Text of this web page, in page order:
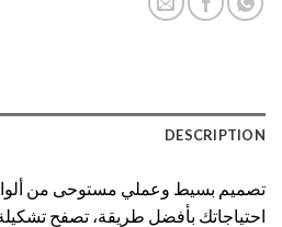
DESCRIPTION
تصميم بسيط وعملي مستوحى من
احتياجاتك بأفضل طريقة، تصفح